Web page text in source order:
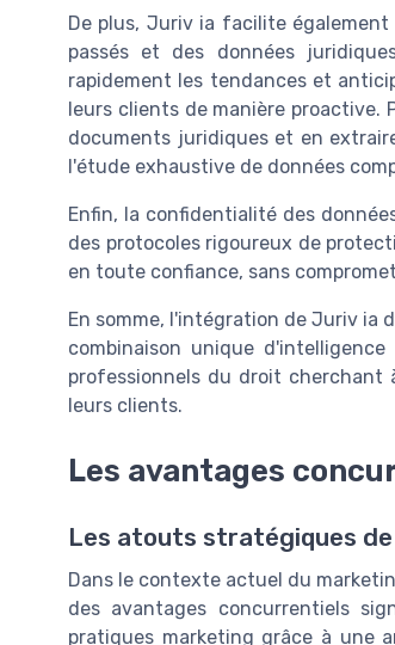
De plus, Juriv ia facilite
passés et des données
rapidement les tendances et
leurs clients de manière
documents juridiques et en
l'étude exhaustive de données
Enfin, la confidentialité des
des protocoles rigoureux de
en toute confiance, sans
En somme, l'intégration de Juriv ia
combinaison unique
professionnels du droit cherchant
leurs clients.
Les avantages
Les atouts stratégiques
Dans le contexte actuel du
des avantages concurrentiels
pratiques marketing grâce à une